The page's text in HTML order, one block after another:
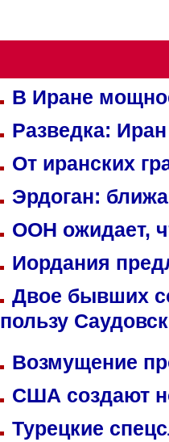
В Иране
Разведка:
От иранских
Эрдоган:
ООН ожидает,
Иордания
Двое бывших
пользу
Возмущение
США создают
Турецкие